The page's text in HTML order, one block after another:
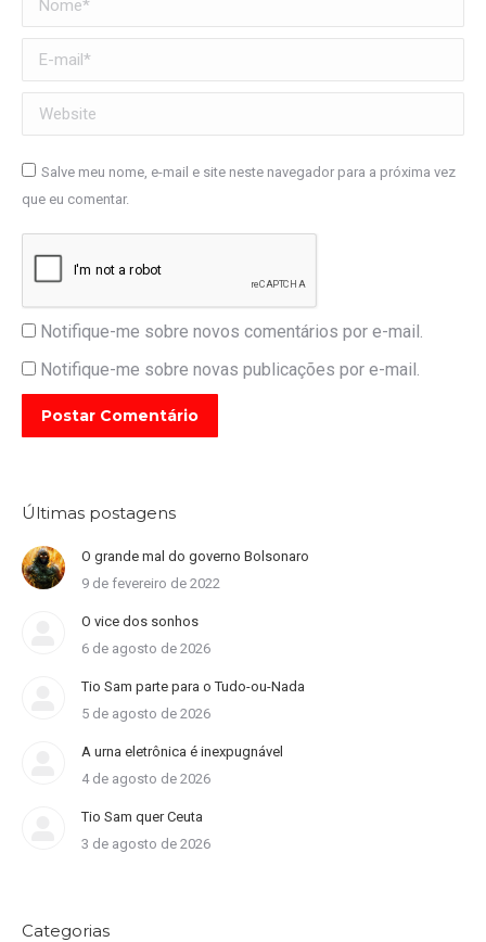
E-mail *
Website
Salve meu nome, e-mail e site neste navegador para a próxima vez
que eu comentar.
Notifique-me sobre novos comentários por e-mail.
Notifique-me sobre novas publicações por e-mail.
Postar Comentário
Últimas postagens
O grande mal do governo Bolsonaro
9 de fevereiro de 2022
O vice dos sonhos
6 de agosto de 2026
Tio Sam parte para o Tudo-ou-Nada
5 de agosto de 2026
A urna eletrônica é inexpugnável
4 de agosto de 2026
Tio Sam quer Ceuta
3 de agosto de 2026
Categorias